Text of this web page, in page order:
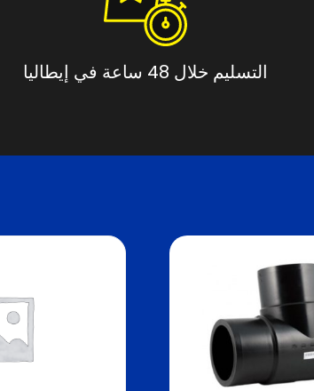
التسليم خلال 48 ساعة في إيطاليا